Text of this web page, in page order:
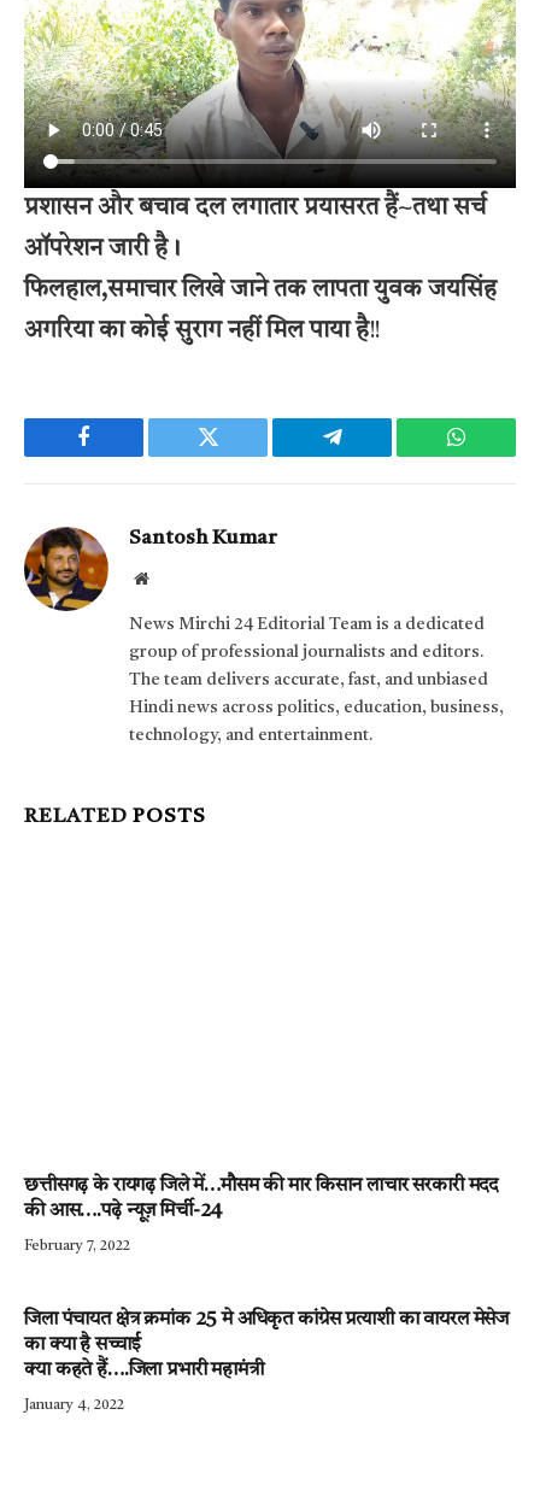
प्रशासन और बचाव दल लगातार प्रयासरत हैं~तथा सर्च
ऑपरेशन जारी है।
फिलहाल,समाचार लिखे जाने तक लापता युवक जयसिंह
अगरिया का कोई सुराग नहीं मिल पाया है!!
Facebook Twitter Telegram
Santosh Kumar
Website
News Mirchi 24 Editorial Team is a dedicated
group of professional journalists and editors.
The team delivers accurate, fast, and unbiased
Hindi news across politics, education, business,
technology, and entertainment.
RELATEDPOSTS
छत्तीसगढ़ के रायगढ़ जिले में…मौसम की मार किसान लाचार सरकारी मदद
की आस….पढ़े न्यूज़ मिर्ची-24
February 7, 2022
जिला पंचायत क्षेत्र क्रमांक 25 मे अधिकृत कांग्रेस प्रत्याशी का वायरल मेसेज
का क्या है सच्चाई
क्या कहते हैं….जिला प्रभारी महामंत्री
January 4, 2022